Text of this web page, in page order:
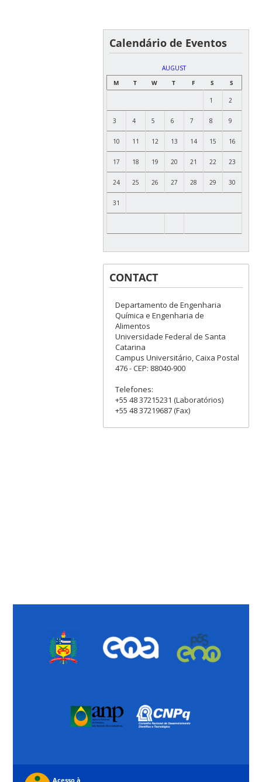
Calendário de Eventos
AUGUST
M
T W T F S S
1 2
3 4 5 6 7 8 9
10 11 12 13 14 15 16
17 18 19 20 21 22 23
24 25 26 27 28 29 30
31
CONTACT
Departamento de Engenharia
Química e Engenharia de
Alimentos
Universidade Federal de Santa
Catarina
Campus Universitário, Caixa Postal
476 - CEP: 88040-900
Telefones:
+55 48 37215231 (Laboratórios)
+55 48 37219687 (Fax)